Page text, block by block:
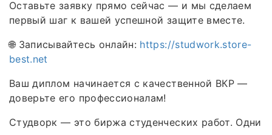
Оставьте заявку прямо сейчас — и мы сделаем
первый шаг к вашей успешной защите вместе.
🌐 Записывайтесь онлайн: https://studwork.store-
best.net
Ваш диплом начинается с качественной ВКР —
доверьте его профессионалам!
Студворк — это биржа студенческих работ. Одни